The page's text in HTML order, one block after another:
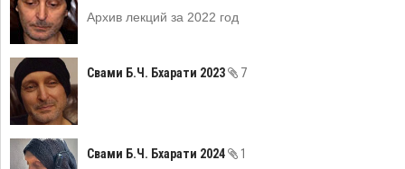
Архив лекций за 2022 год
Свами Б.Ч. Бхарати 2023 7
Свами Б.Ч. Бхарати 2024 1